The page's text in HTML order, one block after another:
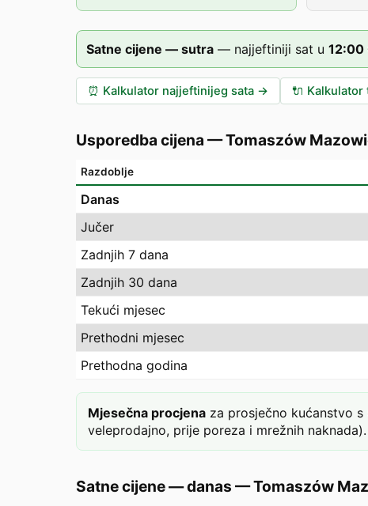
Satne cijene — sutra — najjeftiniji sat u 12:00
⏰ Kalkulator najjeftinijeg sata → 🔌 Kalkulator
Usporedba cijena —Tomaszów
Razdoblje
Danas
Jučer
Zadnjih 7 dana
Zadnjih 30 dana
Tekući mjesec
Prethodni mjesec
Prethodna godina
Mjesečna procjena za prosječno kućanstvo
veleprodajno, prije poreza i mrežnih naknada).
Satne cijene — danas —Tomaszów